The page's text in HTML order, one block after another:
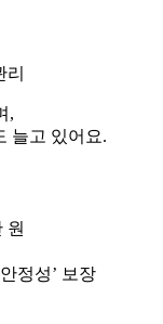
,
늘고 있어요.
원
정성’ 보장